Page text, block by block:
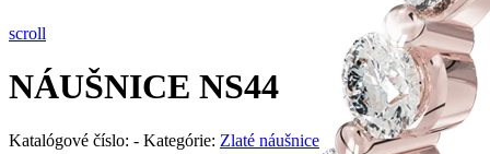
scroll
NÁUŠNICE NS44
Katalógové číslo: - Kategórie: Zlaté náušnice